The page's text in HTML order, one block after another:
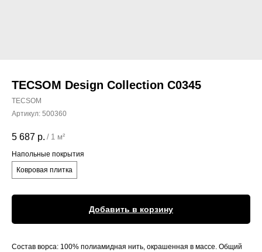
TECSOM Design Collection C0345
TECSOM
Артикул: 500360
5 687 р. / 1 м²
Напольные покрытия
Ковровая плитка
Добавить в корзину
Состав ворса: 100% полиамидная нить, окрашенная в массе. Общий